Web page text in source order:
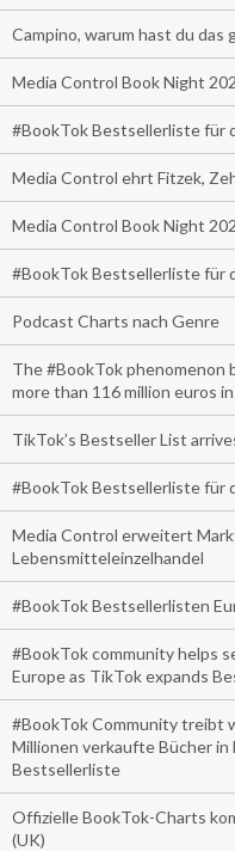
Campino, warum hast du das
Media Control Book Night
#BookTok Bestsellerliste für
Media Control ehrt Fitzek,
Media Control Book Night
#BookTok Bestsellerliste für
Podcast Charts nach Genre
The #BookTok phenomenon
more than 116 million euros
TikTok’s Bestseller List
#BookTok Bestsellerliste für
Media Control erweitert
Lebensmitteleinzelhandel
#BookTok Bestsellerlisten
#BookTok community helps
Europe as TikTok expands
#BookTok Community treibt
Millionen verkaufte Bücher
Bestsellerliste
Offizielle BookTok-Charts
(UK)